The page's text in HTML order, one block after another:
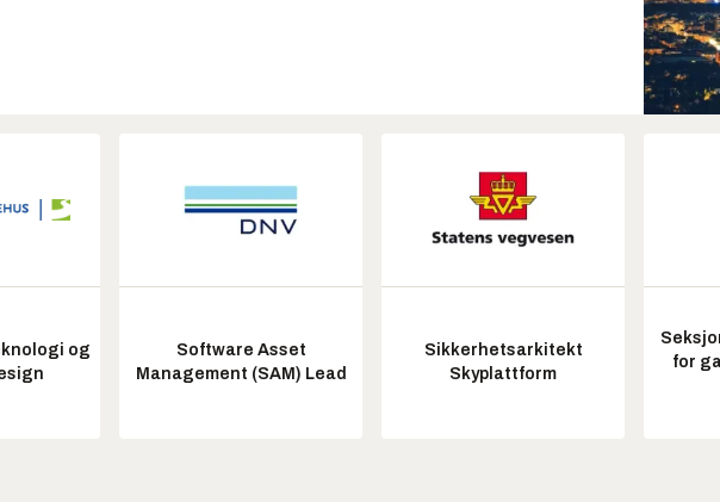
og
Software Asset
Management (SAM) Lead
Sikkerhetsarkitekt
Skyplattform
for